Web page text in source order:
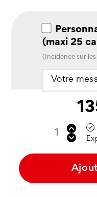
(maxi 25
(Incidence sur
